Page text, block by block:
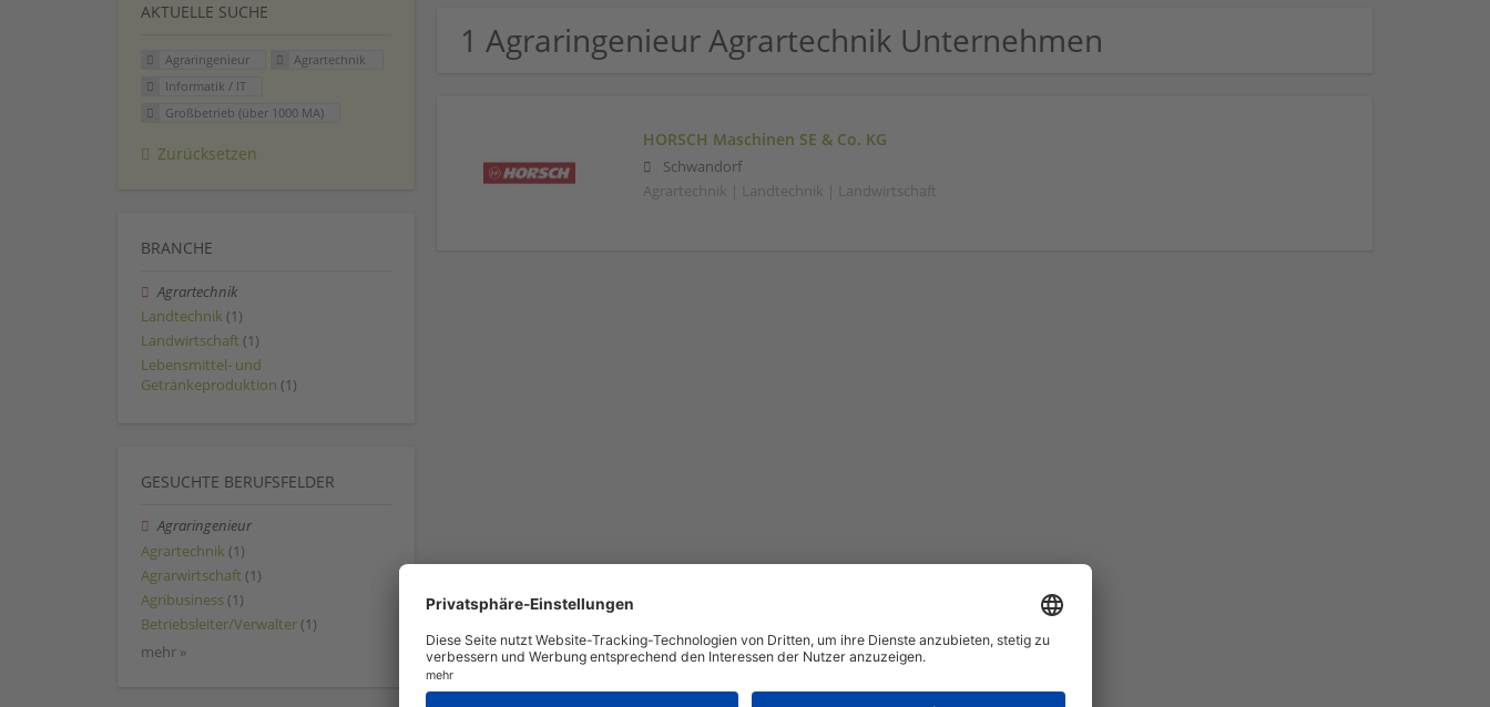
1 Agraringenieur Agrartechnik Unternehmen
HORSCH Maschinen SE & Co. KG
Schwandorf
Agrartechnik | Landtechnik | Landwirtschaft
AKTUELLE SUCHE
Agraringenieur
Agrartechnik
Informatik / IT
Großbetrieb (über 1000 MA)
Zurücksetzen
BRANCHE
Agrartechnik
Landtechnik (1)
Landwirtschaft (1)
Lebensmittel- und
Getränkeproduktion (1)
GESUCHTE BERUFSFELDER
Agraringenieur
Agrartechnik (1)
Agrarwirtschaft (1)
Agribusiness (1)
Betriebsleiter/Verwalter (1)
mehr »